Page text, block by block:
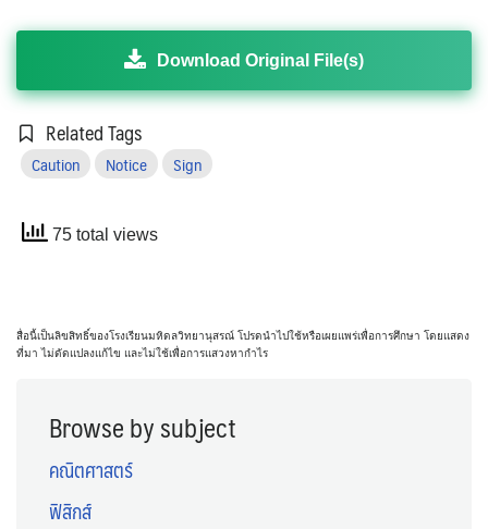
Download Original File(s)
Related Tags
Caution Notice Sign
75 total views
สื่อนี้เป็นลิขสิทธิ์ของโรงเรียนมหิดลวิทยานุสรณ์ โปรดนำไปใช้หรือเผยแพร่เพื่อการศึกษา โดยแสดง
ที่มา ไม่ดัดแปลงแก้ไข และไม่ใช้เพื่อการแสวงหากำไร
Browse by subject
คณิตศาสตร์
ฟิสิกส์